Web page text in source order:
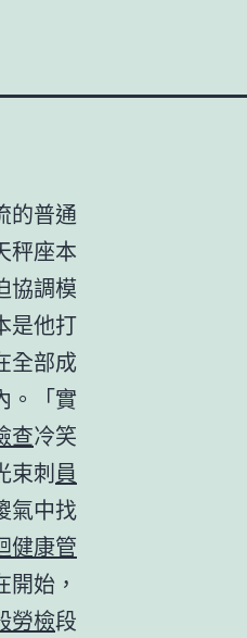
的普通
秤座本
協調模
是他打
全部成
。「實
查冷笑
束刺員
氣中找
健康管
始，
勞檢段